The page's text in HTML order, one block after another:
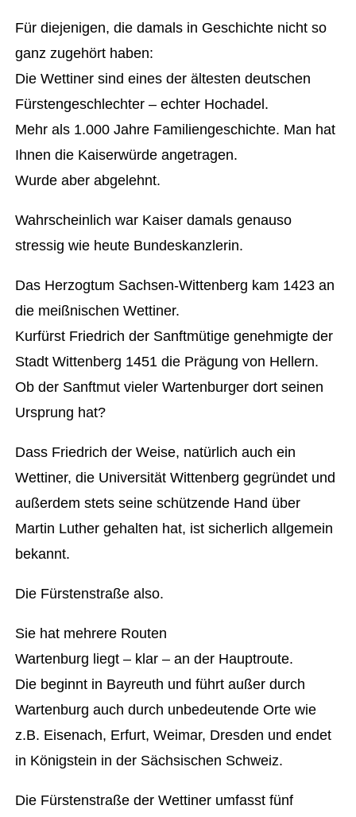
Für diejenigen, die damals in Geschichte nicht so
ganz zugehört haben:
Die Wettiner sind eines der ältesten deutschen
Fürstengeschlechter – echter Hochadel.
Mehr als 1.000 Jahre Familiengeschichte. Man hat
Ihnen die Kaiserwürde angetragen.
Wurde aber abgelehnt.
Wahrscheinlich war Kaiser damals genauso
stressig wie heute Bundeskanzlerin.
Das Herzogtum Sachsen-Wittenberg kam 1423 an
die meißnischen Wettiner.
Kurfürst Friedrich der Sanftmütige genehmigte der
Stadt Wittenberg 1451 die Prägung von Hellern.
Ob der Sanftmut vieler Wartenburger dort seinen
Ursprung hat?
Dass Friedrich der Weise, natürlich auch ein
Wettiner, die Universität Wittenberg gegründet und
außerdem stets seine schützende Hand über
Martin Luther gehalten hat, ist sicherlich allgemein
bekannt.
Die Fürstenstraße also.
Sie hat mehrere Routen
Wartenburg liegt – klar – an der Hauptroute.
Die beginnt in Bayreuth und führt außer durch
Wartenburg auch durch unbedeutende Orte wie
z.B. Eisenach, Erfurt, Weimar, Dresden und endet
in Königstein in der Sächsischen Schweiz.
Die Fürstenstraße der Wettiner umfasst fünf